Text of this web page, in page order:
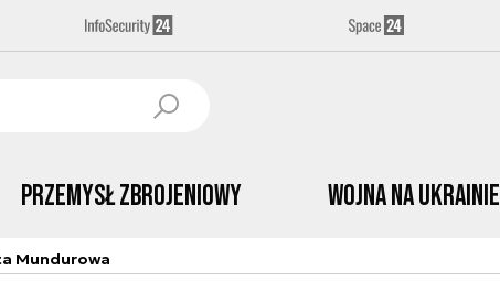
Przemysł Zbrojeniowy Wojna na Ukrainie
Mundurowa